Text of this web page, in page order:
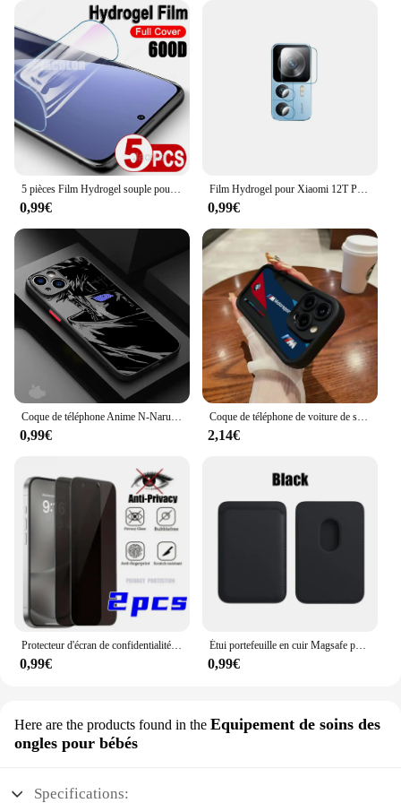
0,99€
Film Hydrogel pour Xiaomi 12T Pro 12 Lite 12s Ultra protecteur de Gel d'écran/Film de couverture arrière/verre de sécurité d'objectif pour Xiaomi12T Xiaomi12
0,99€
Coque de téléphone Anime N-Naruto, coque souple pour iPhone 14 15 16 Pro Max Plus 12 13 11 Pro Max SE 7 8 Poly XS 12 Mini 256
0,99€
Coque de téléphone de voiture de sport de luxe, étui arrière en TPU souple pour iPhone 16 15 14 13 12 11 Pro Max Mini XR XS X 7 8 6 6s Plus
2,14€
Protecteur d'écran de confidentialité, 2 pièces, pour iPhone 16 15 14 Pro Max 11 12 13 Pro Mini revêtement hydrophobe, verre trempé haute définition
0,99€
Étui portefeuille en cuir Magsafe pour iPhone, porte-cartes avec aimant MagSafe, compatible avec iPhone 15 Pro Max, 14, 13, 12
0,99€
Here are the products found in the Equipement de soins des
ongles pour bébés
Specifications: